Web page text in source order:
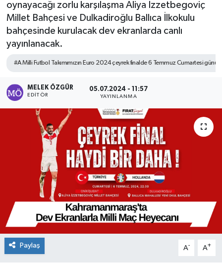
oynayacağı zorlu karşılaşma Aliya İzzetbegoviç
Millet Bahçesi ve Dulkadiroğlu Ballıca İlkokulu
bahçesinde kurulacak dev ekranlarda canlı
yayınlanacak.
#A Milli Futbol Takımımızın Euro 2024 çeyrek finalde 6 Temmuz Cumartesi günü
MELEK ÖZGÜR
EDITÖR
05.07.2024 - 11:57
YAYINLANMA
Paylaş A- A+
Sağlık
Spor